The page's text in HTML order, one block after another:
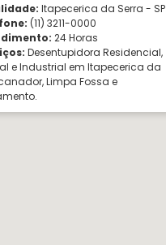
Itapecerica da Serra - SP
(11) 3211-0000
24 Horas
Desentupidora Residencial,
e Industrial em Itapecerica da
Limpa Fossa e